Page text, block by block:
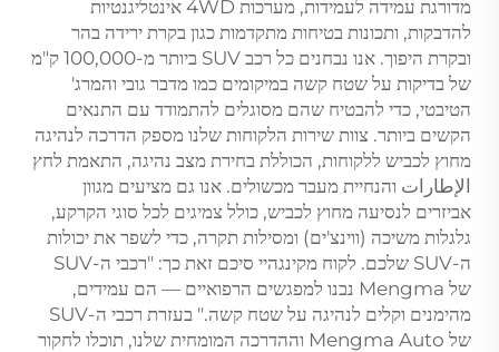
מדורגת עמידה לעמידות, מערכות 4WD אינטליגנטיות
להדבקות, ותכונות בטיחות מתקדמות כגון בקרת ירידה בהר
ובקרת היפוך. אנו נבחנים כל רכב SUV ביותר מ-100,000 ק"מ
של בדיקות על שטח קשה במיקומים כמו מדבר גובי והמרג'
הטיבטי, כדי להבטיח שהם מסוגלים להתמודד עם התנאים
הקשים ביותר. צוות שירות הלקוחות שלנו מספק הדרכה לנהיגה
מחוץ לכביש ללקוחות, הכוללת בחירת מצב נהיגה, התאמת לחץ
الإطارات והנחיית מעבר מכשולים. אנו גם מציעים מגוון
אביזרים לנסיעה מחוץ לכביש, כולל צמיגים לכל סוגי הקרקע,
גלגלות משיכה (ווינצ'ים) ומסילות תקרה, כדי לשפר את יכולות
ה-SUV שלכם. לקוח מקינגהיי סיכם זאת כך: "רכבי ה-SUV
של Mengma נבנו למפגשים הרפואיים — הם עמידים,
מהימנים וקלים לנהיגה על שטח קשה." בעזרת רכבי ה-SUV
של Mengma Auto וההדרכה המומחית שלנו, תוכלו לחקור